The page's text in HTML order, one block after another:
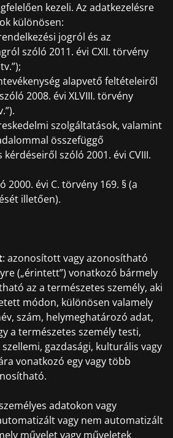
kezeli. Az adatkezelésre
különösen:
jogról és az
szóló 2011. évi CXII. törvény
alapvető feltételeiről
2008. évi XLVIII. törvény
szolgáltatások, valamint
összefüggő
szóló 2001. évi CVIII.
2000. évi C. törvény 169. § (a
illetően).
: azonosított vagy azonosítható
(„érintett”) vonatkozó bármely
az a természetes személy, aki
módon, különösen valamely
szám, helymeghatározó adat,
a természetes személy testi,
gazdasági, kulturális vagy
vonatkozó egy vagy több
adatokon vagy
vagy nem automatizált
művelet vagy műveletek